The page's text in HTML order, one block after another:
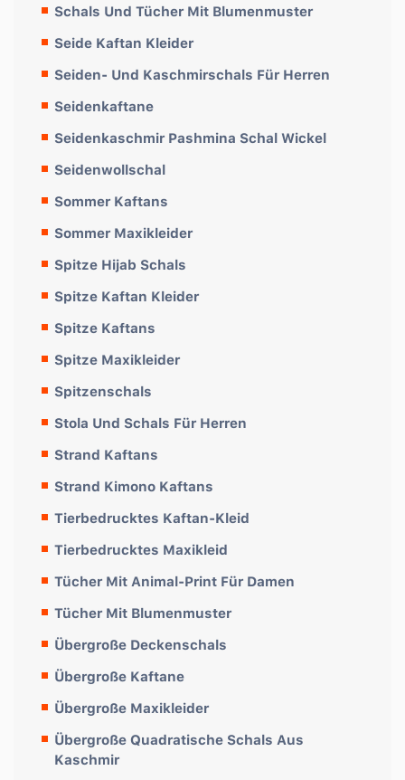
Schals Und Tücher Mit Blumenmuster
Seide Kaftan Kleider
Seiden- Und Kaschmirschals Für Herren
Seidenkaftane
Seidenkaschmir Pashmina Schal Wickel
Seidenwollschal
Sommer Kaftans
Sommer Maxikleider
Spitze Hijab Schals
Spitze Kaftan Kleider
Spitze Kaftans
Spitze Maxikleider
Spitzenschals
Stola Und Schals Für Herren
Strand Kaftans
Strand Kimono Kaftans
Tierbedrucktes Kaftan-Kleid
Tierbedrucktes Maxikleid
Tücher Mit Animal-Print Für Damen
Tücher Mit Blumenmuster
Übergroße Deckenschals
Übergroße Kaftane
Übergroße Maxikleider
Übergroße Quadratische Schals Aus
Kaschmir